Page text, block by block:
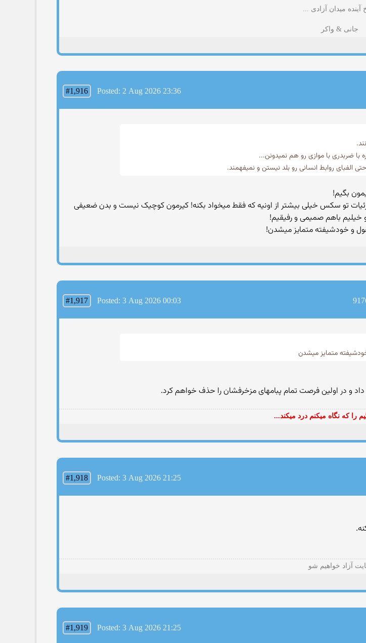
آینده میدان آزادی ...
جانی & واکر
#1,916 Posted: 2 Aug 2026 23:36
ضربدری با موازی رو هم نمیدونن...
الفبای روابط انسانی رو بلد نیستن و نمیفهمند.
بگیم!
جزئیات تو سکس خیلی بیشتر از اونیه که فقط میخواد بکنه! کیرمون کوچیک نیست و بدن ضعیفی
باهم صمیمی و رفیقیم!
و خودشیفته متمایز میشدن!
#1,917 Posted: 3 Aug 2026 00:03
متمایز میشدن
و در اولین فرصت تمام پبامهای مزخرفشان را حذف خواهم کرد.
را که نگاه میکنم درد میکند...
#1,918 Posted: 3 Aug 2026 21:25
آزاد‌ خواهیم شو
#1,919 Posted: 3 Aug 2026 21:25